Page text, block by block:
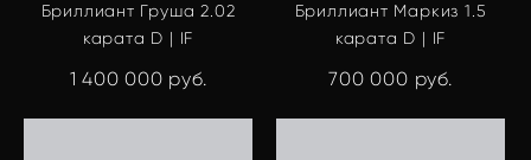
Бриллиант Груша 2.02
карата D | IF
1 400 000 pуб.
Бриллиант Маркиз 1.5
карата D | IF
700 000 pуб.